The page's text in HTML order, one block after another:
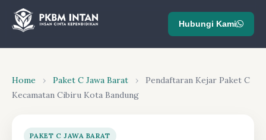
Hubungi Kami
Home › Paket C Jawa Barat ›
Pendaftaran Kejar Paket C
Kecamatan Cibiru Kota Bandung
PAKET C JAWA BARAT